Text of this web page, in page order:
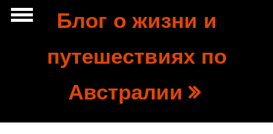
Перейти к основному содержанию
Блог о жизни и
путешествиях по
Австралии
Navigation